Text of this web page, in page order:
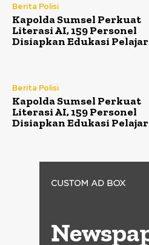
Berita Polisi
Kapolda Sumsel Perkuat
Literasi AI, 159 Personel
Disiapkan Edukasi Pelajar
Berita Polisi
Kapolda Sumsel Perkuat
Literasi AI, 159 Personel
Disiapkan Edukasi Pelajar